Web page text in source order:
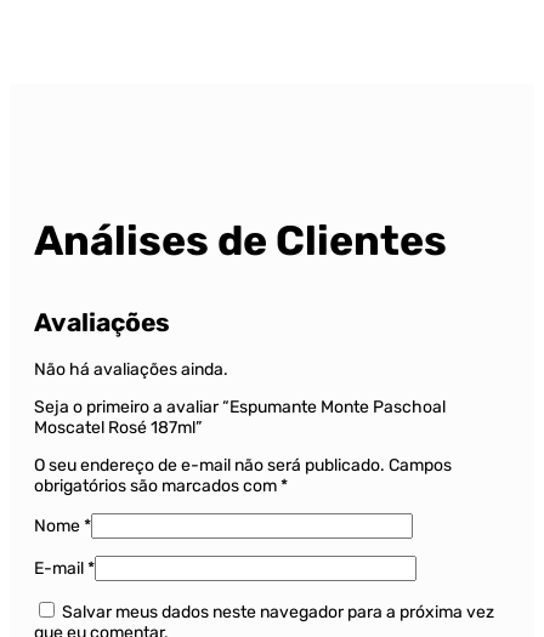
Análises de Clientes
Avaliações
Não há avaliações ainda.
Seja o primeiro a avaliar “Espumante Monte Paschoal
Moscatel Rosé 187ml”
O seu endereço de e-mail não será publicado. Campos
obrigatórios são marcados com*
Nome*
E-mail*
Salvar meus dados neste navegador para a próxima vez
que eu comentar.